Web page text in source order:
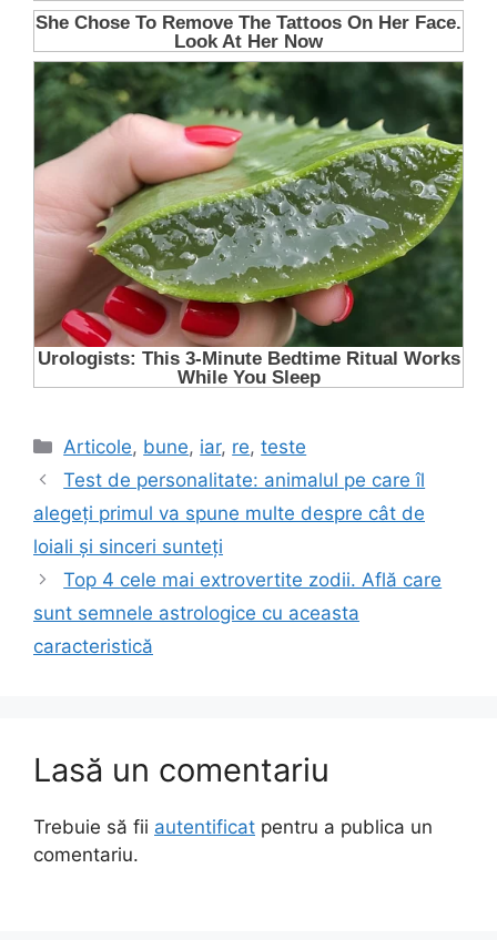
Categorii
Articole, bune, iar, re,teste
Test de personalitate: animalul pe care îl
alegeți primul va spune multe despre cât de
loiali și sinceri sunteți
Top 4 cele mai extrovertite zodii. Află care
sunt semnele astrologice cu aceasta
caracteristică
Lasă un comentariu
Trebuie să fii autentificat pentru a publica un
comentariu.